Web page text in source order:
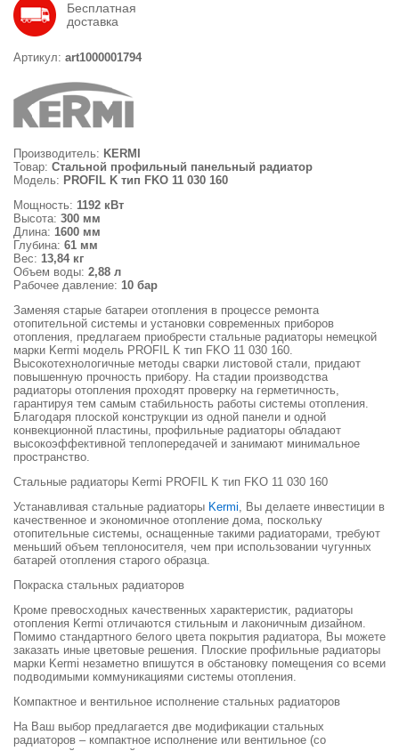
Бесплатная
доставка
Артикул: art1000001794
Производитель: KERMI
Товар: Стальной профильный панельный радиатор
Модель: PROFIL K тип FKO 11 030 160
Мощность: 1192 кВт
Высота: 300 мм
Длина: 1600 мм
Глубина: 61 мм
Вес: 13,84 кг
Объем воды: 2,88 л
Рабочее давление: 10 бар
Заменяя старые батареи отопления в процессе ремонта
отопительной системы и установки современных приборов
отопления, предлагаем приобрести стальные радиаторы немецкой
марки Kermi модель PROFIL K тип FKO 11 030 160.
Высокотехнологичные методы сварки листовой стали, придают
повышенную прочность прибору. На стадии производства
радиаторы отопления проходят проверку на герметичность,
гарантируя тем самым стабильность работы системы отопления.
Благодаря плоской конструкции из одной панели и одной
конвекционной пластины, профильные радиаторы обладают
высокоэффективной теплопередачей и занимают минимальное
пространство.
Стальные радиаторы Kermi PROFIL K тип FKO 11 030 160
Устанавливая стальные радиаторы Kermi, Вы делаете инвестиции в
качественное и экономичное отопление дома, поскольку
отопительные системы, оснащенные такими радиаторами, требуют
меньший объем теплоносителя, чем при использовании чугунных
батарей отопления старого образца.
Покраска стальных радиаторов
Кроме превосходных качественных характеристик, радиаторы
отопления Kermi отличаются стильным и лаконичным дизайном.
Помимо стандартного белого цвета покрытия радиатора, Вы можете
заказать иные цветовые решения. Плоские профильные радиаторы
марки Kermi незаметно впишутся в обстановку помещения со всеми
подводимыми коммуникациями системы отопления.
Компактное и вентильное исполнение стальных радиаторов
На Ваш выбор предлагается две модификации стальных
радиаторов – компактное исполнение или вентильное (со